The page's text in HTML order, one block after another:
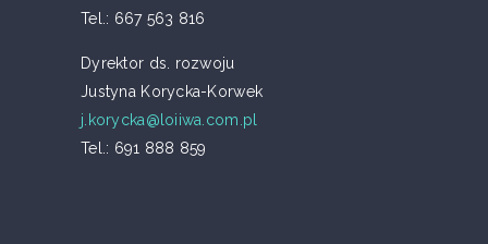
Tel.: 667 563 816
Dyrektor ds. rozwoju
Justyna Korycka-Korwek
j.korycka@loiiwa.com.pl
Tel.: 691 888 859